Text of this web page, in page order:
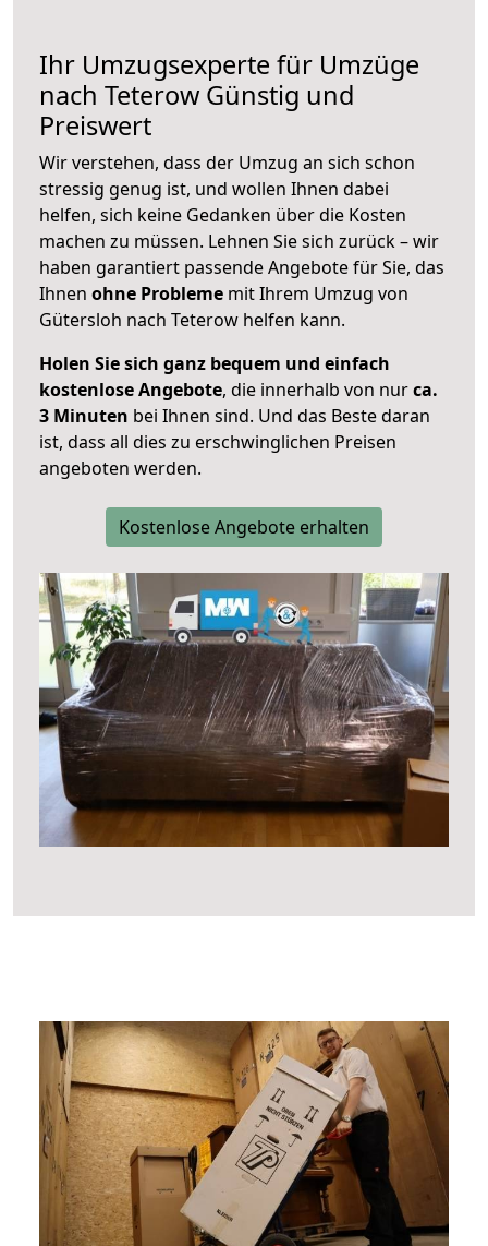
Ihr Umzugsexperte für Umzüge
nach Teterow Günstig und
Preiswert
Wir verstehen, dass der Umzug an sich schon
stressig genug ist, und wollen Ihnen dabei
helfen, sich keine Gedanken über die Kosten
machen zu müssen. Lehnen Sie sich zurück – wir
haben garantiert passende Angebote für Sie, das
Ihnen ohne Probleme mit Ihrem Umzug von
Gütersloh nach Teterow helfen kann.
Holen Sie sich ganz bequem und einfach
kostenlose Angebote, die innerhalb von nurca.
3 Minuten bei Ihnen sind. Und das Beste daran
ist, dass all dies zu erschwinglichen Preisen
angeboten werden.
Kostenlose Angebote erhalten